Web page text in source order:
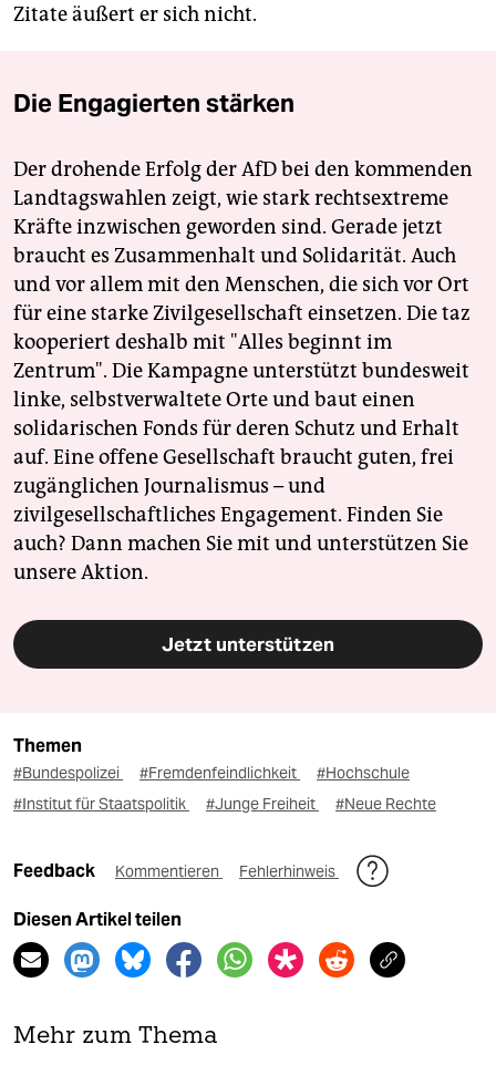
Zitate äußert er sich nicht.
Die Engagierten stärken
Der drohende Erfolg der AfD bei den kommenden
Landtagswahlen zeigt, wie stark rechtsextreme
Kräfte inzwischen geworden sind. Gerade jetzt
braucht es Zusammenhalt und Solidarität. Auch
und vor allem mit den Menschen, die sich vor Ort
für eine starke Zivilgesellschaft einsetzen. Die taz
kooperiert deshalb mit "Alles beginnt im
Zentrum". Die Kampagne unterstützt bundesweit
linke, selbstverwaltete Orte und baut einen
solidarischen Fonds für deren Schutz und Erhalt
auf. Eine offene Gesellschaft braucht guten, frei
zugänglichen Journalismus – und
zivilgesellschaftliches Engagement. Finden Sie
auch? Dann machen Sie mit und unterstützen Sie
unsere Aktion.
Jetzt unterstützen
Themen
#Bundespolizei #Fremdenfeindlichkeit
#Hochschule
#Institut für Staatspolitik
#Junge Freiheit #Neue Rechte
Feedback Kommentieren Fehlerhinweis
Diesen Artikel teilen
Mehr zum Thema